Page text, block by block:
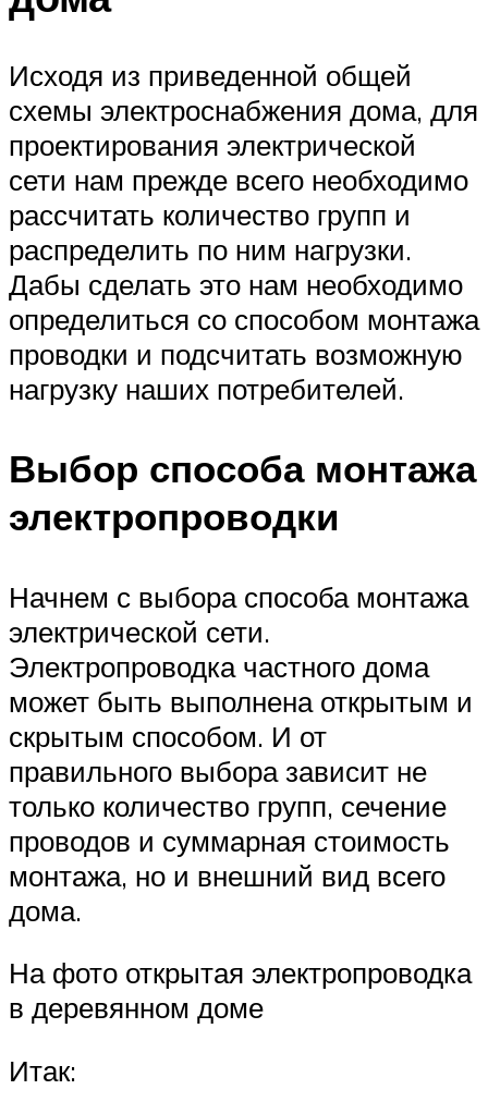
Исходя из приведенной общей
схемы электроснабжения дома, для
проектирования электрической
сети нам прежде всего необходимо
рассчитать количество групп и
распределить по ним нагрузки.
Дабы сделать это нам необходимо
определиться со способом монтажа
проводки и подсчитать возможную
нагрузку наших потребителей.
Выбор способа монтажа
электропроводки
Начнем с выбора способа монтажа
электрической сети.
Электропроводка частного дома
может быть выполнена открытым и
скрытым способом. И от
правильного выбора зависит не
только количество групп, сечение
проводов и суммарная стоимость
монтажа, но и внешний вид всего
дома.
На фото открытая электропроводка
в деревянном доме
Итак: